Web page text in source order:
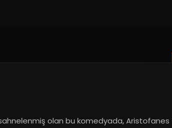
sahnelenmiş olan bu komedyada, Aristofanes